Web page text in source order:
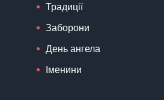
Традиції
Заборони
День ангела
Іменини